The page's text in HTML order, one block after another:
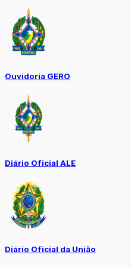
Ouvidoria GERO
Diário Oficial ALE
Diário Oficial da União